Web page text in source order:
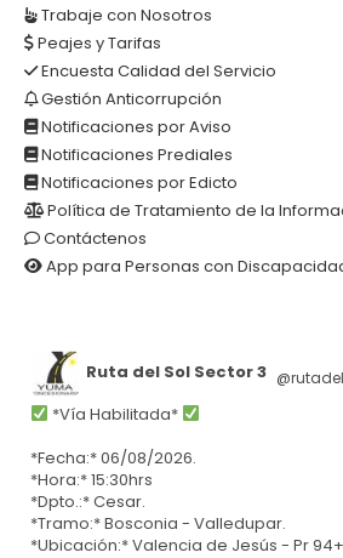
Trabaje con Nosotros
Peajes y Tarifas
Encuesta Calidad del Servicio
Gestión Anticorrupción
Notificaciones por Aviso
Notificaciones Prediales
Notificaciones por Edicto
Política de Tratamiento de la
Contáctenos
App para Personas con
Ruta del Sol Sector 3
*Vía Habilitada*
*Fecha:* 06/08/2026.
*Hora:* 15:30hrs
*Dpto.:* Cesar.
*Tramo:* Bosconia - Valledupar.
*Ubicación:* Valencia de Jesús - Pr